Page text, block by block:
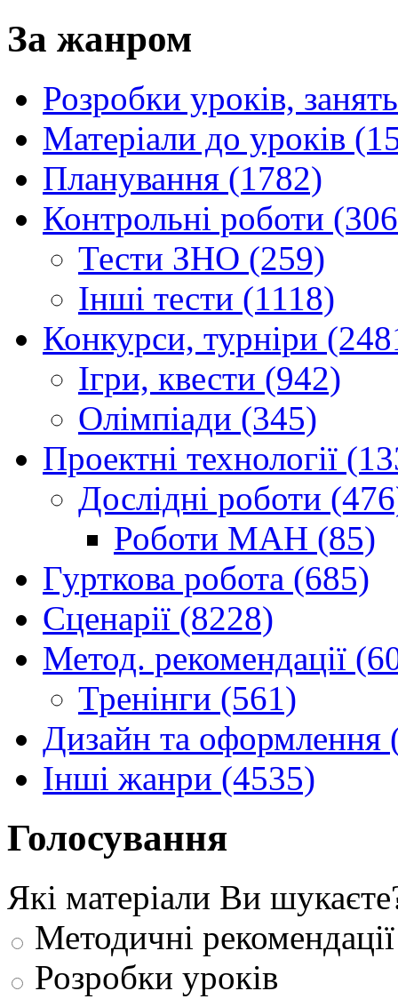
За жанром
Розробки уроків,
Матеріали до уроків
Планування (1782)
Контрольні роботи
Тести ЗНО (259)
Інші тести (1118)
Конкурси, турніри
Ігри, квести (942)
Олімпіади (345)
Проектні технології
Дослідні роботи
Роботи МАН (85)
Гурткова робота (685)
Сценарії (8228)
Метод. рекомендації
Тренінги (561)
Дизайн та оформлення
Інші жанри (4535)
Голосування
Які матеріали Ви
Методичні рекомендації
Розробки уроків